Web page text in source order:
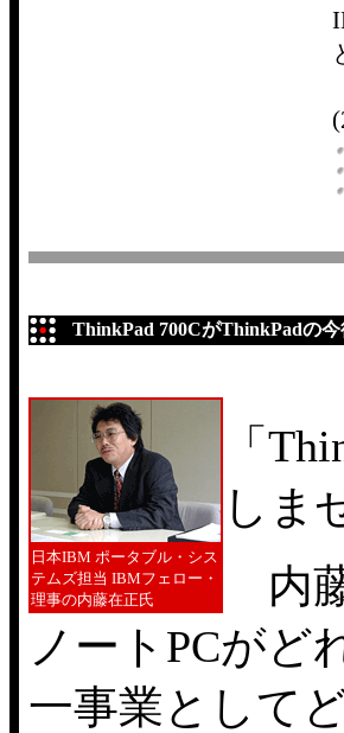
ThinkPad 700CがThinkPadの
日本IBM ポータブル・シス
テムズ担当 IBMフェロー・
理事の内藤在正氏
「
しま
内
ノートPCが
一事業として